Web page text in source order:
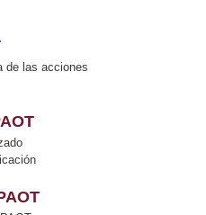
de las acciones